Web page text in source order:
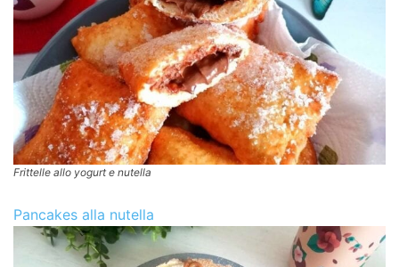
Frittelle allo yogurt e nutella
Pancakes alla nutella